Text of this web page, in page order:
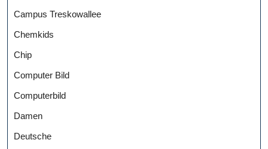
Campus Treskowallee
Chemkids
Chip
Computer Bild
Computerbild
Damen
Deutsche